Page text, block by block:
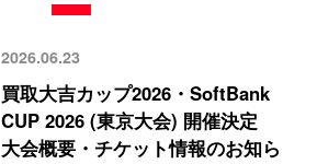
2026.06.23
買取大吉カップ2026・SoftBank
CUP 2026 (東京大会) 開催決定
大会概要・チケット情報のお知ら